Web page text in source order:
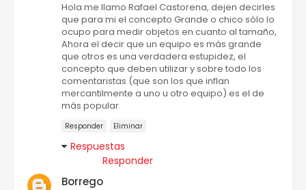
Hola me llamo Rafael Castorena, dejen decirles
que para mi el concepto Grande o chico sólo lo
ocupo para medir objetos en cuanto al tamaño,
Ahora el decir que un equipo es más grande
que otros es una verdadera estupidez, el
concepto que deben utilizar y sobre todo los
comentaristas (que son los que inflan
mercantilmente a uno u otro equipo) es el de
más popular.
Responder Eliminar
Respuestas
Responder
Borrego